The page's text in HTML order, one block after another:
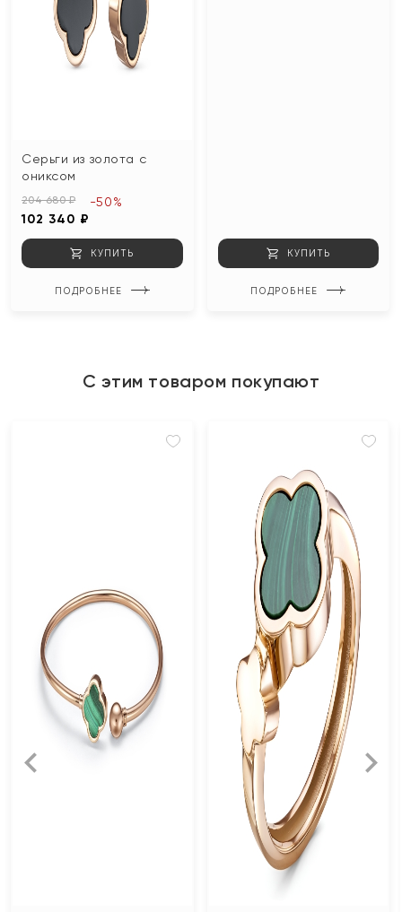
Серьги из золота с
ониксом
204 680 ₽
102 340 ₽
-50%
КУПИТЬ
ПОДРОБНЕЕ
КУПИТЬ
ПОДРОБНЕЕ
С этим товаром покупают